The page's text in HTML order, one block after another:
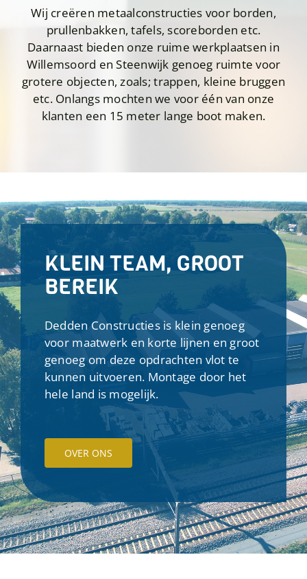
Wij creëren metaalconstructies voor borden,
prullenbakken, tafels, scoreborden etc.
Daarnaast bieden onze ruime werkplaatsen in
Willemsoord en Steenwijk genoeg ruimte voor
grotere objecten, zoals; trappen, kleine bruggen
etc. Onlangs mochten we voor één van onze
klanten een 15 meter lange boot maken.
KLEIN TEAM, GROOT
BEREIK
Dedden Constructies is klein genoeg
voor maatwerk en korte lijnen en groot
genoeg om deze opdrachten vlot te
kunnen uitvoeren. Montage door het
hele land is mogelijk.
OVER ONS